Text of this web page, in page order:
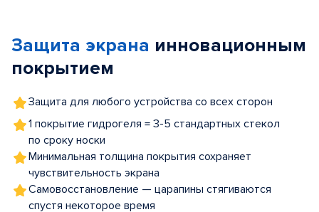
5
Защита экрана инновационным
покрытием
Защита для любого устройства со всех сторон
1 покрытие гидрогеля = 3-5 стандартных стекол
по сроку носки
Минимальная толщина покрытия сохраняет
чувствительность экрана
Самовосстановление — царапины стягиваются
спустя некоторое время